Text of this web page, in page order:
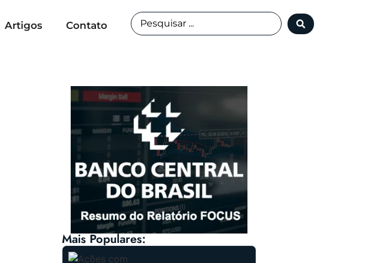
Artigos Contato
Mais Populares: